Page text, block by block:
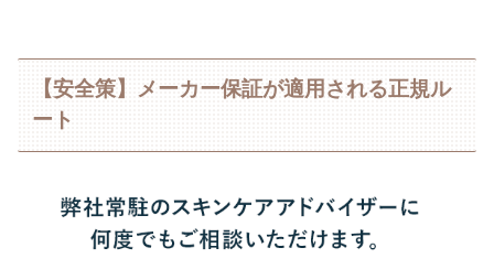
【安全策】メーカー保証が適用される正規ル
ート